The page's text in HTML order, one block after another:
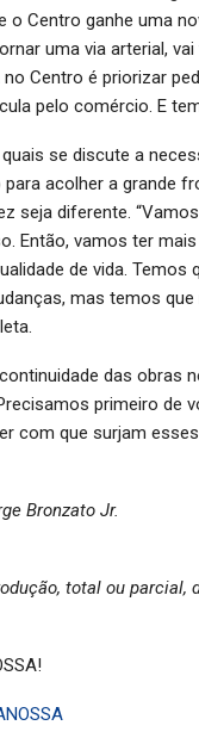
o Centro ganhe uma
uma via arterial,
no Centro é priorizar
pelo comércio. E
se discute a
acolher a grande
seja diferente.
Então, vamos ter
de vida.
mas temos
das obras
primeiro de
com que surjam
Bronzato Jr.
total ou parcial,